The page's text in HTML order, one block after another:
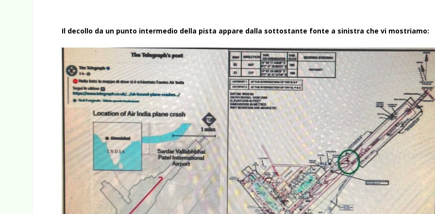
Il decollo da un punto intermedio della pista appare dalla sottostante fonte a sinistra che vi mostriamo: